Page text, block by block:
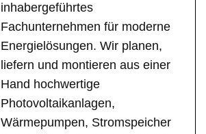
inhabergeführtes
Fachunternehmen für moderne
Energielösungen. Wir planen,
liefern und montieren aus einer
Hand hochwertige
Photovoltaikanlagen,
Wärmepumpen, Stromspeicher